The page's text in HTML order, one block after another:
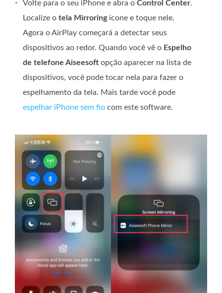
- Volte para o seu iPhone e abra o Control Center.
Localize o tela Mirroringícone e toque nele.
Agora o AirPlay começará a detectar seus
dispositivos ao redor. Quando você vê o Espelho
de telefone Aiseesoft opção aparecer na lista de
dispositivos, você pode tocar nela para fazer o
espelhamento da tela. Mais tarde você pode
espelhar iPhone sem fio com este software.